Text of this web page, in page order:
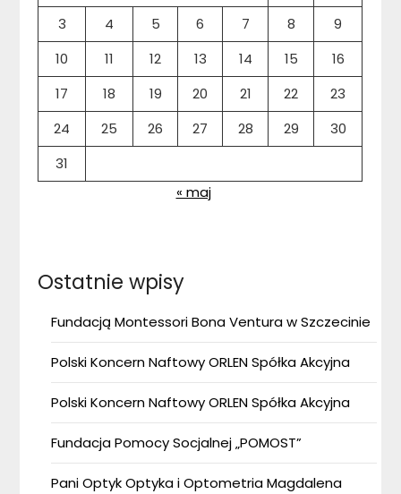
3
4 5 6 7 8
9
10
11 12 13 14 15
16
17
18 19 20 21 22
23
24
25 26 27 28 29
30
31
« maj
Ostatnie wpisy
Fundacją Montessori Bona Ventura w Szczecinie
Polski Koncern Naftowy ORLEN Spółka Akcyjna
Polski Koncern Naftowy ORLEN Spółka Akcyjna
Fundacja Pomocy Socjalnej „POMOST”
Pani Optyk Optyka i Optometria Magdalena